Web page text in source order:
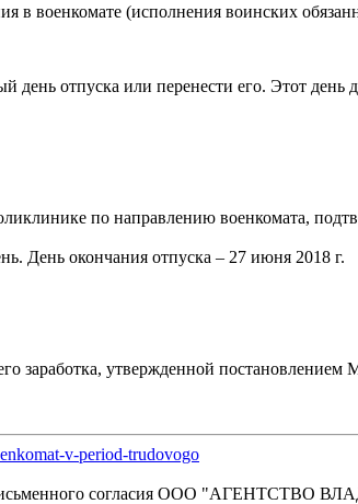
в военкомате (исполнения воинских
день отпуска или перенести его. Этот
по направлению военкомата,
День окончания отпуска – 27 июня 2018 г.
заработка, утвержденной
v-period-trudovogo
письменного согласия OOO